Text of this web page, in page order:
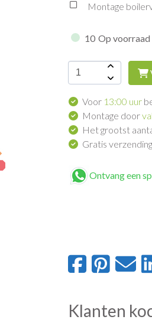
Montage
10 Op voorraad
Voor 13:00 uur
Montage door
Het grootst
Gratis
Ontvang een
Klanten